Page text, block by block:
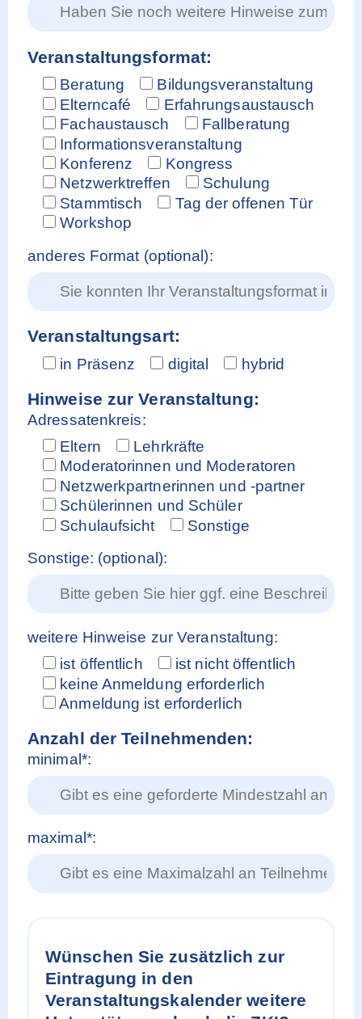
Veranstaltungsformat:
Beratung
Bildungsveranstaltung
Elterncafé
Erfahrungsaustausch
Fachaustausch
Fallberatung
Informationsveranstaltung
Konferenz
Kongress
Netzwerktreffen
Schulung
Stammtisch
Tag der offenen Tür
Workshop
anderes Format (optional):
Veranstaltungsart:
in Präsenz digital hybrid
Hinweise zur Veranstaltung:
Adressatenkreis:
Eltern
Lehrkräfte
Moderatorinnen und Moderatoren
Netzwerkpartnerinnen und -partner
Schülerinnen und Schüler
Schulaufsicht
Sonstige
Sonstige: (optional):
weitere Hinweise zur Veranstaltung:
ist öffentlich
ist nicht öffentlich
keine Anmeldung erforderlich
Anmeldung ist erforderlich
Anzahl der Teilnehmenden:
minimal*:
maximal*:
Wünschen Sie zusätzlich zur
Eintragung in den
Veranstaltungskalender weitere